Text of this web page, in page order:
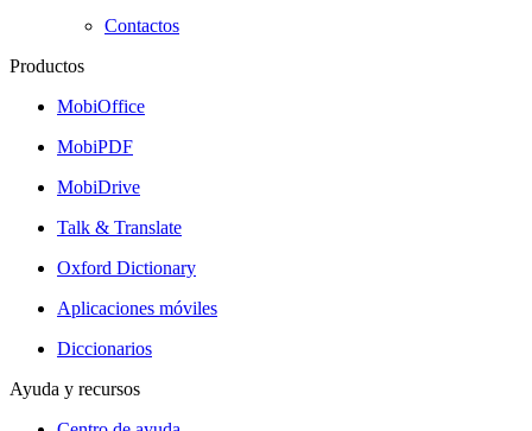
Contactos
Productos
MobiOffice
MobiPDF
MobiDrive
Talk & Translate
Oxford Dictionary
Aplicaciones móviles
Diccionarios
Ayuda y recursos